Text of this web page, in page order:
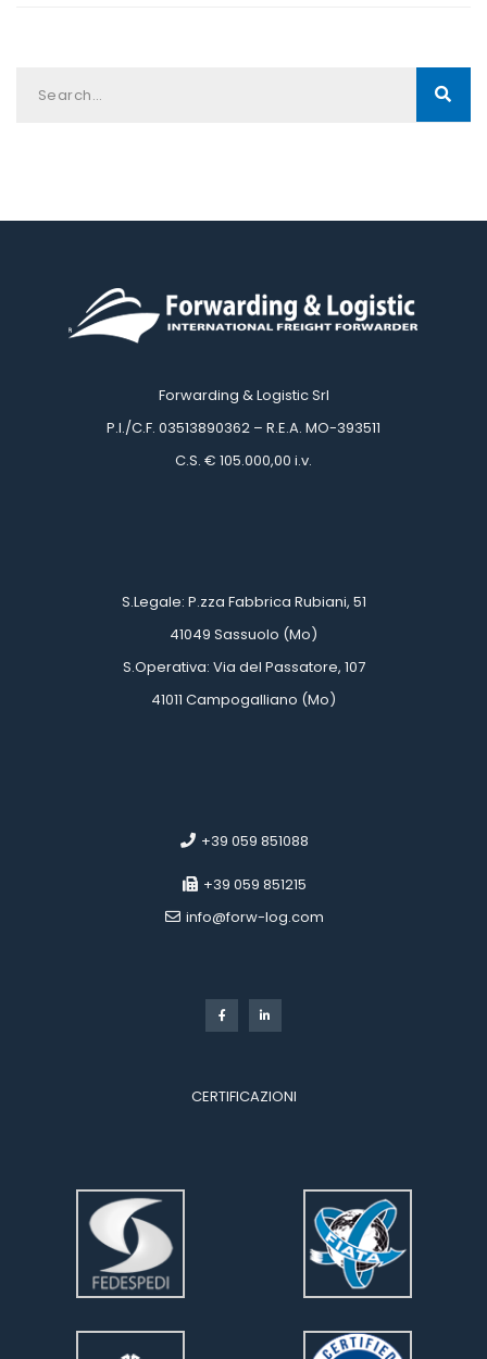
Forwarding & Logistic Srl
P.I./C.F. 03513890362 – R.E.A. MO-393511
C.S. € 105.000,00 i.v.
S.Legale: P.zza Fabbrica Rubiani, 51
41049 Sassuolo (Mo)
S.Operativa: Via del Passatore, 107
41011 Campogalliano (Mo)
+39 059 851088
+39 059 851215
info@forw-log.com
CERTIFICAZIONI